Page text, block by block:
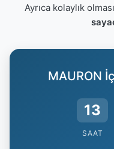
Ayrıca kolaylık
MAURON
13
SAAT